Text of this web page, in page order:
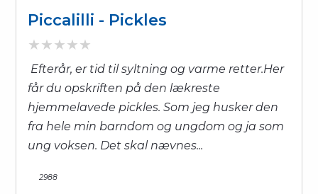
Piccalilli - Pickles
Efterår, er tid til syltning og varme retter.Her
får du opskriften på den lækreste
hjemmelavede pickles. Som jeg husker den
fra hele min barndom og ungdom og ja som
ung voksen. Det skal nævnes...
2988